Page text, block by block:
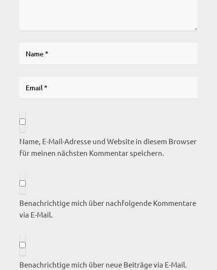
Name, E-Mail-Adresse und Website in diesem Browser
für meinen nächsten Kommentar speichern.
Benachrichtige mich über nachfolgende Kommentare
via E-Mail.
Benachrichtige mich über neue Beiträge via E-Mail.